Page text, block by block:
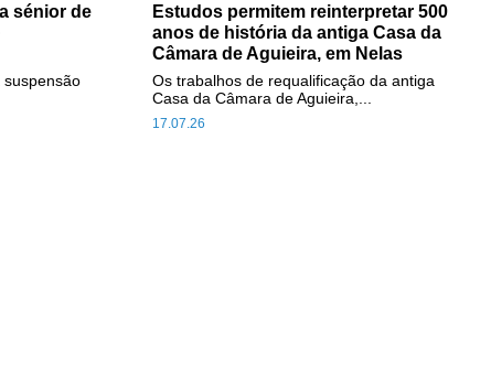
sénior de
suspensão
Estudos permitem reinterpretar 500
anos de história da antiga Casa da
Câmara de Aguieira, em Nelas
17.07.26
Os trabalhos de requalificação da antiga
Casa da Câmara de Aguieira,...